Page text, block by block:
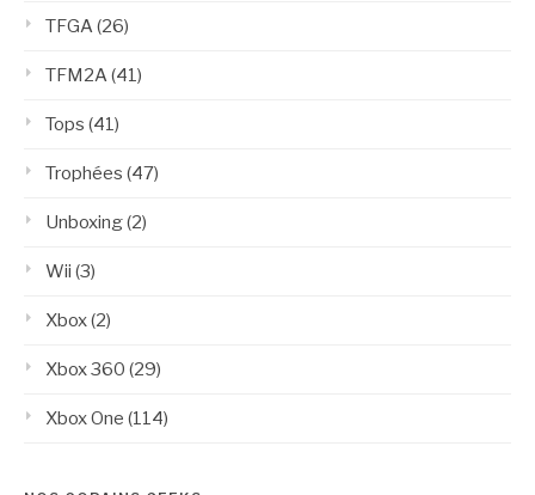
TFGA(26)
TFM2A(41)
Tops (41)
Trophées (47)
Unboxing(2)
Wii (3)
Xbox(2)
Xbox 360 (29)
Xbox One (114)